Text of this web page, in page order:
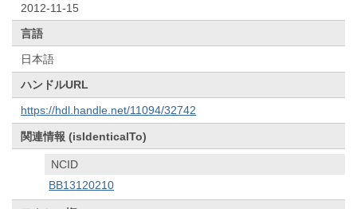
2012-11-15
言語
日本語
ハンドルURL
https://hdl.handle.net/11094/32742
関連情報 (isIdenticalTo)
NCID
BB13120210